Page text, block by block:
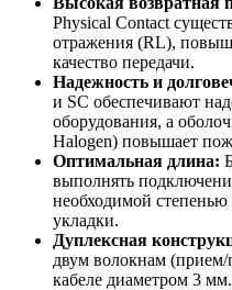
Physical Contact
отражения (RL),
качество передачи.
Надежность и
и SC обеспечивают
оборудования, а
Halogen) повышает
Оптимальная длина:
выполнять
необходимой
укладки.
Дуплексная
двум волокнам
кабеле диаметром 3 мм.